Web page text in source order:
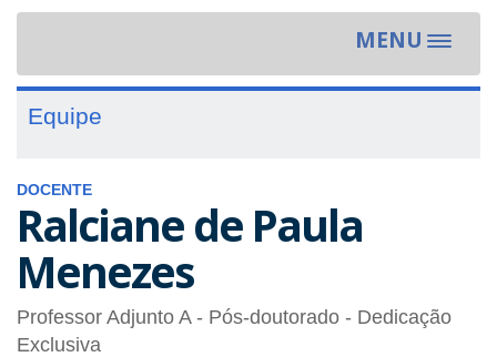
MENU
Toggle
Equipe
DOCENTE
Ralciane de Paula
Menezes
Professor Adjunto A- Pós-doutorado - Dedicação
Exclusiva